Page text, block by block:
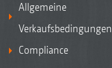
Allgemeine
Verkaufsbedingungen
Compliance